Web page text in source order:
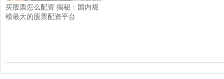
买股票怎么配资 揭秘：国内规
模最大的股票配资平台